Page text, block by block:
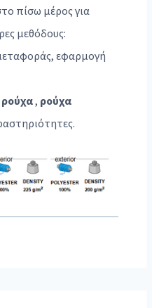
πίσω μέρος για
μεθόδους:
εφαρμογή
ρούχα, ρούχα